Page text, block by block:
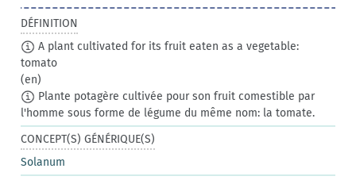
DÉFINITION
A plant cultivated for its fruit eaten as a vegetable:
tomato
(en)
Plante potagère cultivée pour son fruit comestible par
l'homme sous forme de légume du même nom: la tomate.
CONCEPT(S) GÉNÉRIQUE(S)
Solanum